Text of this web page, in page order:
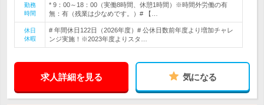
勤務
時間
* 9：00～18：00（実働8時間、休憩1時間）※時間外労働の有
無：有（残業は少なめです。）# 【…
休日
休暇
# 年間休日122日（2026年度）# 公休日数前年度より増加チャレ
ンジ実施！※2023年度よりスタ…
求人詳細を見る 気になる